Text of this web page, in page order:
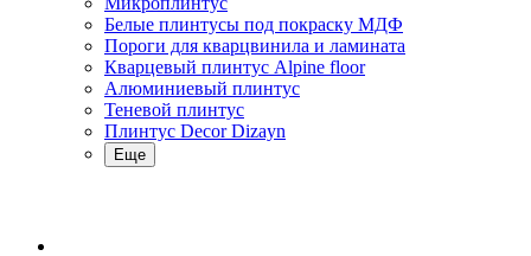
Белые плинтусы под покраску МДФ
Пороги для кварцвинила и ламината
Кварцевый плинтус Alpine floor
Алюминиевый плинтус
Теневой плинтус
Плинтус Decor Dizayn
Еще